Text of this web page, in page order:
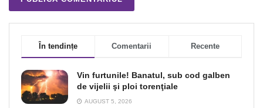
În tendințe Comentarii Recente
Vin furtunile! Banatul, sub cod galben
de vijelii şi ploi torenţiale
AUGUST 5, 2026